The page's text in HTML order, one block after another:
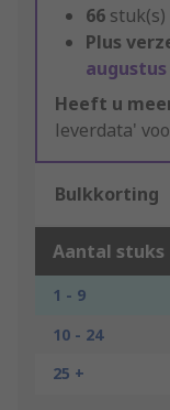
66
Plus
augustus
Heeft u
leverdata'
Bulkkorting
Aantal stuks
1 - 9
10 - 24
25 +